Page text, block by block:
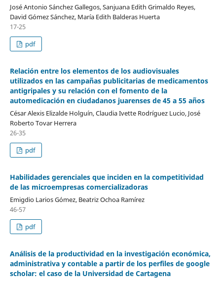
José Antonio Sánchez Gallegos, Sanjuana Edith Grimaldo Reyes,
David Gómez Sánchez, María Edith Balderas Huerta
17-25
pdf
Relación entre los elementos de los audiovisuales
utilizados en las campañas publicitarias de medicamentos
antigripales y su relación con el fomento de la
automedicación en ciudadanos juarenses de 45 a 55 años
César Alexis Elizalde Holguín, Claudia Ivette Rodríguez Lucio, José
Roberto Tovar Herrera
26-35
pdf
Habilidades gerenciales que inciden en la competitividad
de las microempresas comercializadoras
Emigdio Larios Gómez, Beatriz Ochoa Ramírez
46-57
pdf
Análisis de la productividad en la investigación económica,
administrativa y contable a partir de los perfiles de google
scholar: el caso de la Universidad de Cartagena